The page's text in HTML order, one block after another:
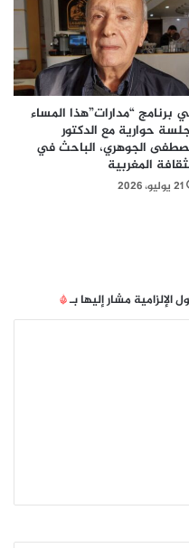
برنامج “مدارات”هذا المساء
حوارية مع الدكتور
الجوهري، الباحث في
المغربية
21 يوليو، 2026
الإلزامية مشار إليها بـ*